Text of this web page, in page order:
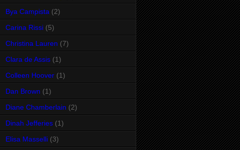
Bya Campista (2)
Carina Rissi (5)
Christina Lauren (7)
Clara de Assis (1)
Colleen Hoover (1)
Dan Brown (1)
Diane Chamberlain (2)
Dinah Jefferies (1)
Elisa Masselli (3)